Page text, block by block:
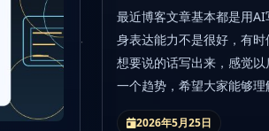
最近博客文章基本都是用
身表达能力不是很好，有
想要说的话写出来，感觉
一个趋势，希望大家能够理
2026年5月25日